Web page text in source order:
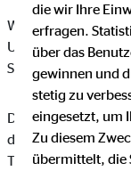
Wir freuen uns sehr
Unternehmen.
Stellenwert bei der
Die Verarbeitung
des Namens, der
Telefonnummer
die wir Ihre
erfragen.
über das
gewinnen und
stetig zu
eingesetzt, um
Zu diesem
übermittelt, die